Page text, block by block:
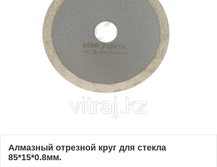
Алмазный отрезной круг для стекла
85*15*0.8мм.